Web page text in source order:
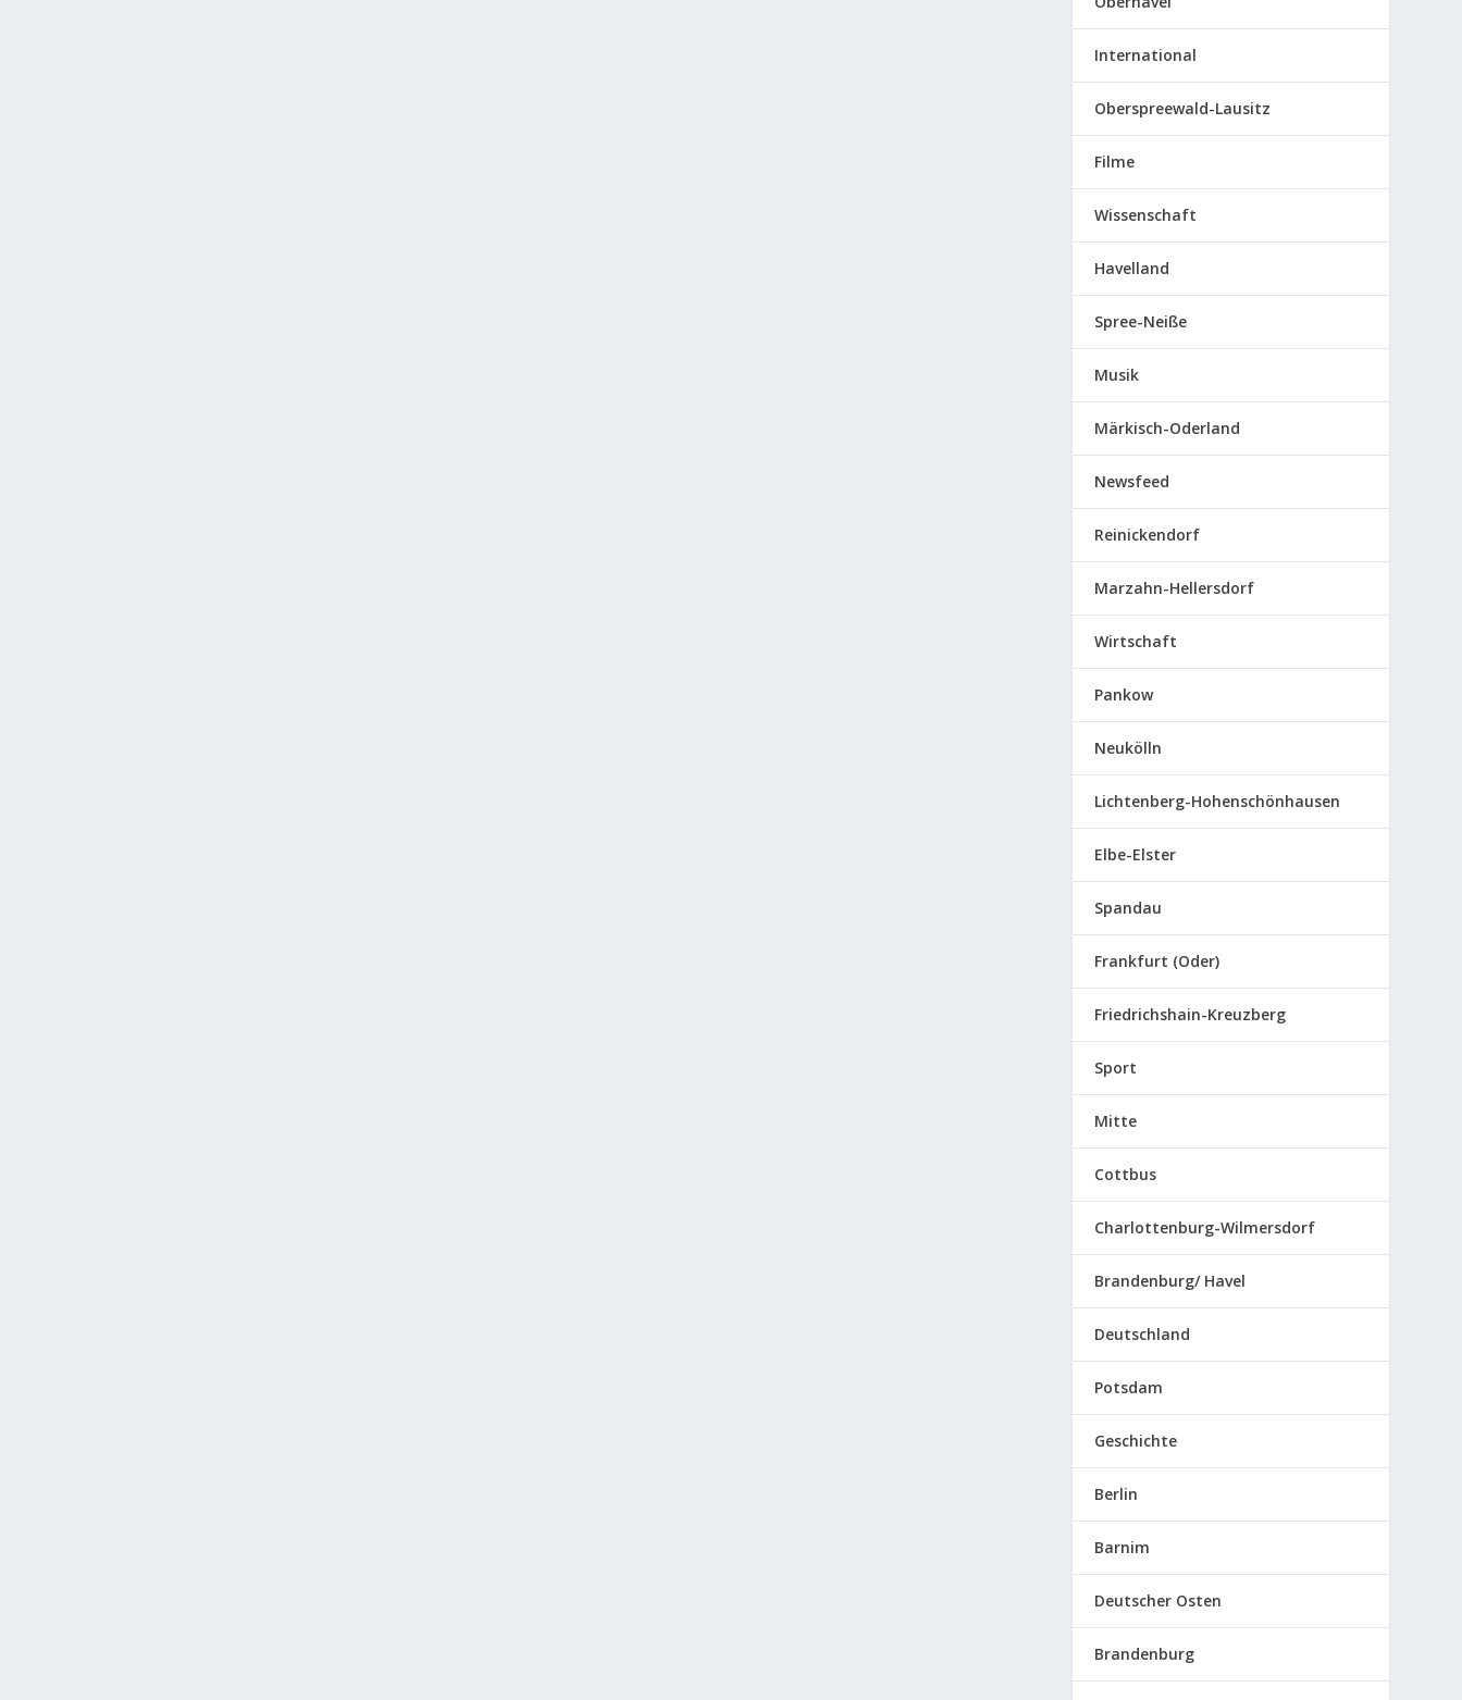
International
Oberspreewald-Lausitz
Filme
Wissenschaft
Havelland
Spree-Neiße
Musik
Märkisch-Oderland
Newsfeed
Reinickendorf
Marzahn-Hellersdorf
Wirtschaft
Pankow
Neukölln
Lichtenberg-Hohenschönhausen
Elbe-Elster
Spandau
Frankfurt (Oder)
Friedrichshain-Kreuzberg
Sport
Mitte
Cottbus
Charlottenburg-Wilmersdorf
Brandenburg/ Havel
Deutschland
Potsdam
Geschichte
Berlin
Barnim
Deutscher Osten
Brandenburg